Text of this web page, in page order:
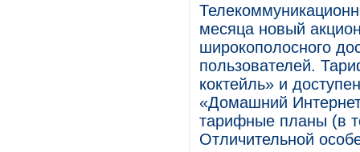
месяца новый
широкополосного
пользователей.
коктейль» и
«Домашний
тарифные планы (в
Отличительной